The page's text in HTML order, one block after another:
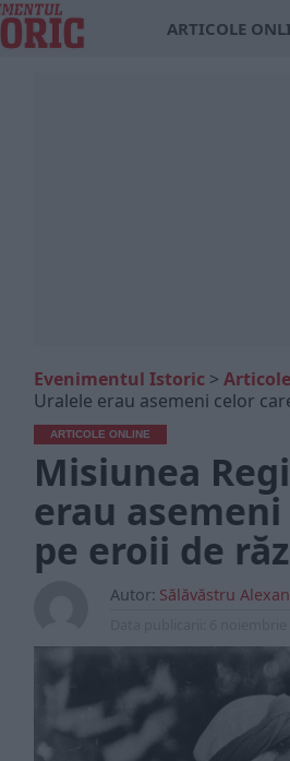
ARTICOLE
Evenimentul Istoric >
Uralele erau asemeni celor
ARTICOLE ONLINE
Misiunea
erau
pe eroii de
Autor: Sălăvăstru